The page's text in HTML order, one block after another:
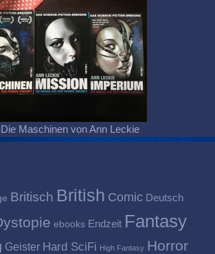
Maschinen von Ann Leckie
Britisch British Comic Deutsch
ebooks Endzeit Fantasy
Geister Hard SciFi High Fantasy Horror